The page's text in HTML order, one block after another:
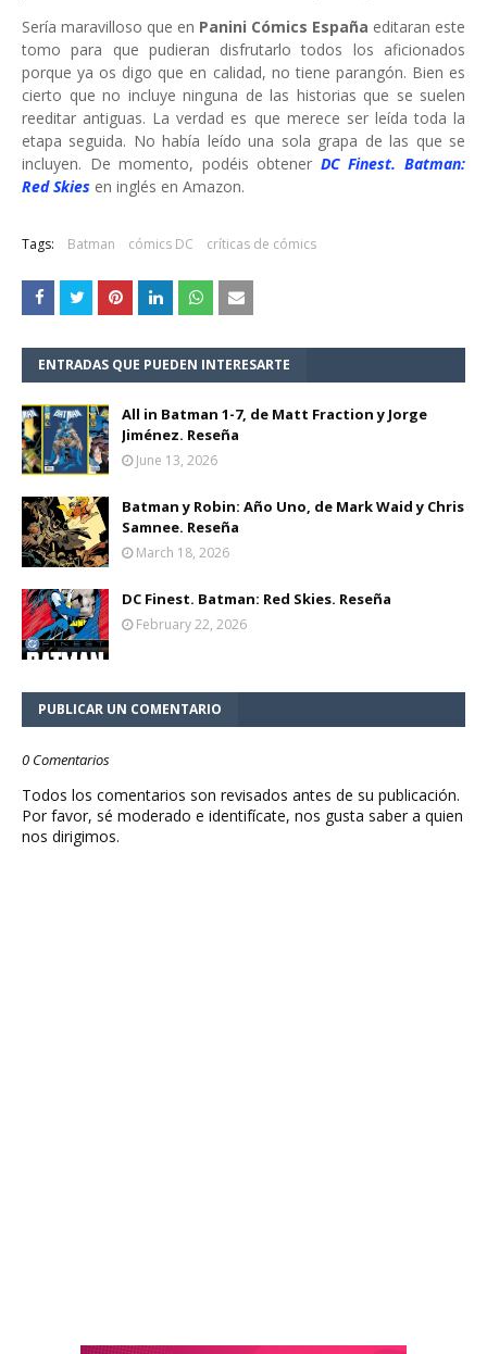
Sería maravilloso que en Panini Cómics España editaran este
tomo para que pudieran disfrutarlo todos los aficionados
porque ya os digo que en calidad, no tiene parangón. Bien es
cierto que no incluye ninguna de las historias que se suelen
reeditar antiguas. La verdad es que merece ser leída toda la
etapa seguida. No había leído una sola grapa de las que se
incluyen. De momento, podéis obtener DC Finest. Batman:
Red Skies en inglés en Amazon.
Tags: Batman cómics DC críticas de cómics
ENTRADAS QUE PUEDEN INTERESARTE
All in Batman 1-7, de Matt Fraction y Jorge
Jiménez. Reseña
June 13, 2026
Batman y Robin: Año Uno, de Mark Waid y Chris
Samnee. Reseña
March 18, 2026
DC Finest. Batman: Red Skies. Reseña
February 22, 2026
PUBLICAR UN COMENTARIO
0 Comentarios
Todos los comentarios son revisados antes de su publicación.
Por favor, sé moderado e identifícate, nos gusta saber a quien
nos dirigimos.